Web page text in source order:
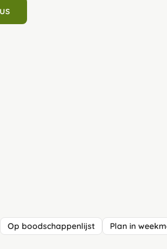
Op boodschappenlijst Plan in